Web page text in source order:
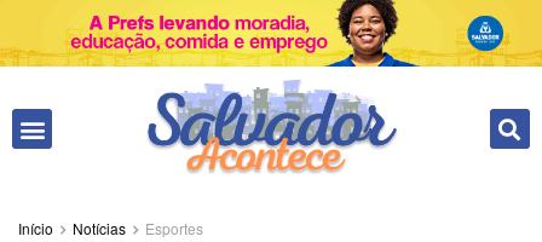
Início Notícias Esportes